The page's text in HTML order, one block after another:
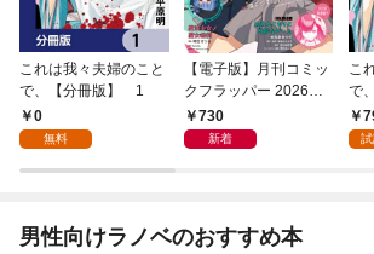
これは我々夫婦のこと
で、【分冊版】 1
0
無料
【電子版】月刊コミッ
クフラッパー 2026年9
月号730
新着
こ
で
男性向けラノベのおすすめ本